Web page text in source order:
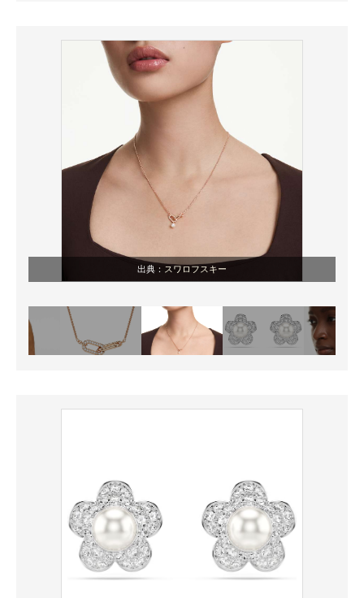
出典： スワロフスキー